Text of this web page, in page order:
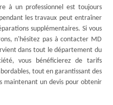
à un professionnel est toujours
les travaux peut entraîner
supplémentaires. Si vous
n'hésitez pas à contacter MD
dans tout le département du
vous bénéficierez de tarifs
tout en garantissant des
maintenant un devis pour obtenir